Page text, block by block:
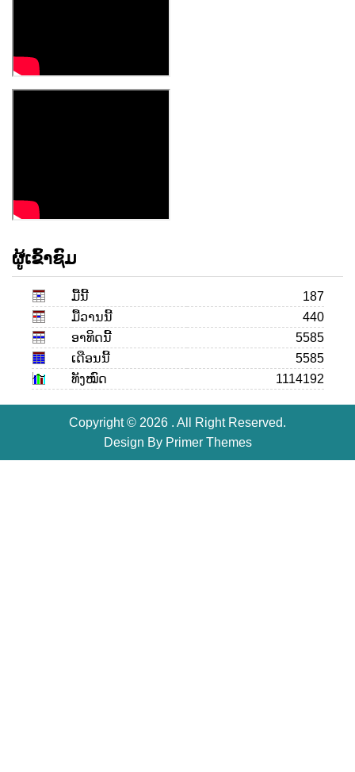
ຜູ້ເຂົ້າຊົມ
ມື້ນີ້
187
ມື້ວານນີ້
440
ອາທິດນີ້
5585
ເດືອນ​ນີ້
5585
ທັງໝົດ
1114192
Copyright © 2026 . All Right Reserved.
Design By Primer Themes